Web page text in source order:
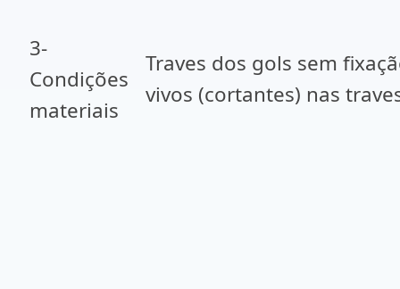
3-
Condições
materiais
Traves dos gols sem
vivos (cortantes) nas